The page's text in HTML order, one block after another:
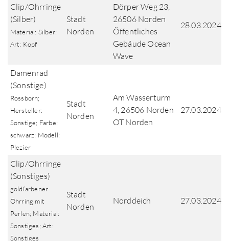
Clip/Ohrringe
(Silber)
Material: Silber;
Art: Kopf
Stadt
Norden
Dörper Weg 23,
26506 Norden
Öffentliches
Gebäude Ocean
Wave
28.03.2024
Damenrad
(Sonstige)
Rossborn;
Hersteller:
Sonstige; Farbe:
schwarz; Modell:
Plezier
Stadt
Norden
Am Wasserturm
4, 26506 Norden
OT Norden
27.03.2024
Clip/Ohrringe
(Sonstiges)
goldfarbener
Ohrring mit
Perlen; Material:
Sonstiges; Art:
Sonstiges
Stadt
Norden
Norddeich 27.03.2024